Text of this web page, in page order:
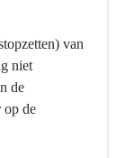
van
niet
de
op de